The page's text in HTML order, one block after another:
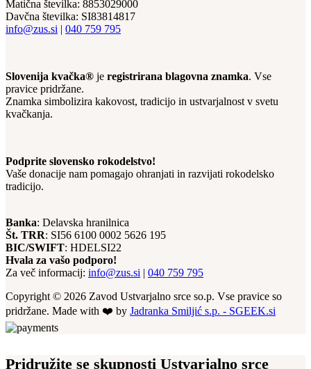
Matična številka: 8853029000
Davčna številka: SI83814817
info@zus.si
040 759 795
Slovenija kvačka® je registrirana blagovna znamka. Vse
pravice pridržane.
Znamka simbolizira kakovost, tradicijo in ustvarjalnost v svetu
kvačkanja.
Podprite slovensko rokodelstvo!
Vaše donacije nam pomagajo ohranjati in razvijati rokodelsko
tradicijo.
Banka: Delavska hranilnica
Št. TRR: SI56 6100 0002 5626 195
BIC/SWIFT: HDELSI22
Hvala za vašo podporo!
Za več informacij: info@zus.si
040 759 795
Copyright © 2026 Zavod Ustvarjalno srce so.p. Vse pravice so
pridržane. Made with ❤️ by Jadranka Smiljić s.p. - SGEEK.si
Pridružite se skupnosti Ustvarjalno srce